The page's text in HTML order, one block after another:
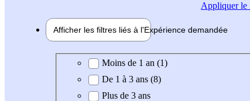
Appliquerle
Afficher les filtres liés à l'Expérience demandée
Expérience demandée
Moins de 1 an (1)
De 1 à 3 ans (8)
Plus de 3 ans